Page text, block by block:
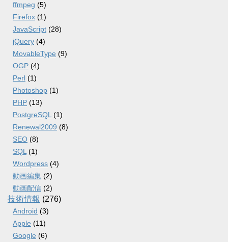
ffmpeg (5)
Firefox (1)
JavaScript (28)
jQuery (4)
MovableType (9)
OGP (4)
Perl (1)
Photoshop (1)
PHP (13)
PostgreSQL (1)
Renewal2009 (8)
SEO (8)
SQL (1)
Wordpress (4)
動画編集 (2)
動画配信 (2)
技術情報 (276)
Android (3)
Apple (11)
Google (6)